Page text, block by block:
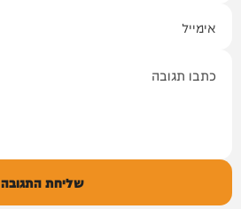
שליחת התגובה